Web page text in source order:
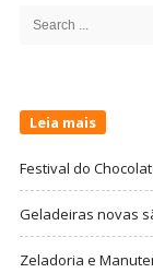
Search
Leia mais
Festival do
Geladeiras novas
Zeladoria e